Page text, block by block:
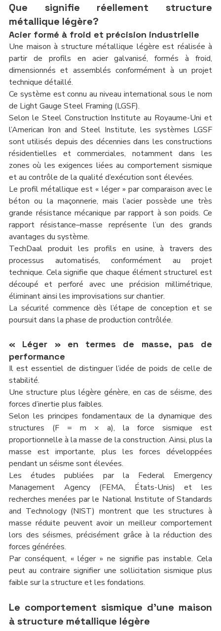
Que signifie réellement structure
métallique légère?
Acier formé à froid et précision industrielle
Une maison à structure métallique légère est réalisée à
partir de profils en acier galvanisé, formés à froid,
dimensionnés et assemblés conformément à un projet
technique détaillé.
Ce système est connu au niveau international sous le nom
de Light Gauge Steel Framing (LGSF).
Selon le Steel Construction Institute au Royaume-Uni et
l’American Iron and Steel Institute, les systèmes LGSF
sont utilisés depuis des décennies dans les constructions
résidentielles et commerciales, notamment dans les
zones où les exigences liées au comportement sismique
et au contrôle de la qualité d’exécution sont élevées.
Le profil métallique est « léger » par comparaison avec le
béton ou la maçonnerie, mais l’acier possède une très
grande résistance mécanique par rapport à son poids. Ce
rapport résistance–masse représente l’un des grands
avantages du système.
TechDaal produit les profils en usine, à travers des
processus automatisés, conformément au projet
technique. Cela signifie que chaque élément structurel est
découpé et perforé avec une précision millimétrique,
éliminant ainsi les improvisations sur chantier.
La sécurité commence dès l’étape de conception et se
poursuit dans la phase de production contrôlée.
« Léger » en termes de masse, pas de
performance
Il est essentiel de distinguer l’idée de poids de celle de
stabilité.
Une structure plus légère génère, en cas de séisme, des
forces d’inertie plus faibles.
Selon les principes fondamentaux de la dynamique des
structures (F = m × a), la force sismique est
proportionnelle à la masse de la construction. Ainsi, plus la
masse est importante, plus les forces développées
pendant un séisme sont élevées.
Les études publiées par la Federal Emergency
Management Agency (FEMA, États-Unis) et les
recherches menées par le National Institute of Standards
and Technology (NIST) montrent que les structures à
masse réduite peuvent avoir un meilleur comportement
lors des séismes, précisément grâce à la réduction des
forces générées.
Par conséquent, « léger » ne signifie pas instable. Cela
peut au contraire signifier une sollicitation sismique plus
faible sur la structure et les fondations.
Le comportement sismique d’une maison
à structure métallique légère